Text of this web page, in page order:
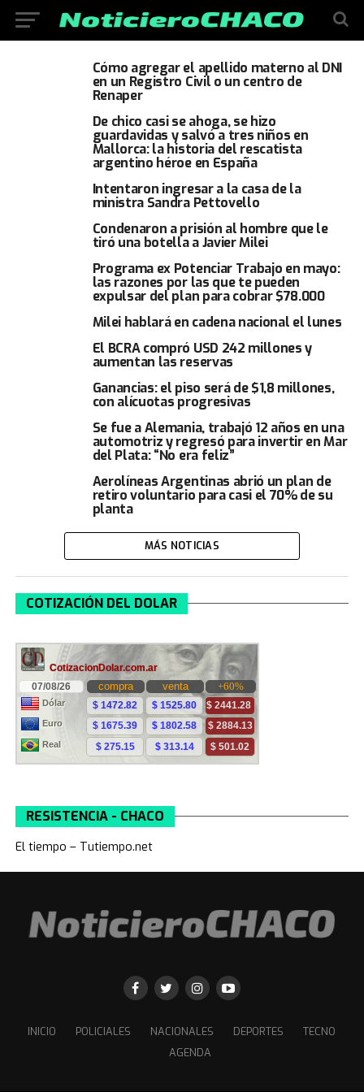
Cómo agregar el apellido materno al DNI
en un Registro Civil o un centro de
Renaper
De chico casi se ahoga, se hizo
guardavidas y salvó a tres niños en
Mallorca: la historia del rescatista
argentino héroe en España
Intentaron ingresar a la casa de la
ministra Sandra Pettovello
Condenaron a prisión al hombre que le
tiró una botella a Javier Milei
Programa ex Potenciar Trabajo en mayo:
las razones por las que te pueden
expulsar del plan para cobrar $78.000
Milei hablará en cadena nacional el lunes
El BCRA compró USD 242 millones y
aumentan las reservas
Ganancias: el piso será de $1,8 millones,
con alícuotas progresivas
Se fue a Alemania, trabajó 12 años en una
automotriz y regresó para invertir en Mar
del Plata: “No era feliz”
Aerolíneas Argentinas abrió un plan de
retiro voluntario para casi el 70% de su
planta
MÁS NOTICIAS
COTIZACIÓN DEL DOLAR
RESISTENCIA - CHACO
El tiempo – Tutiempo.net
INICIO POLICIALES NACIONALES DEPORTES
TECNO
AGENDA